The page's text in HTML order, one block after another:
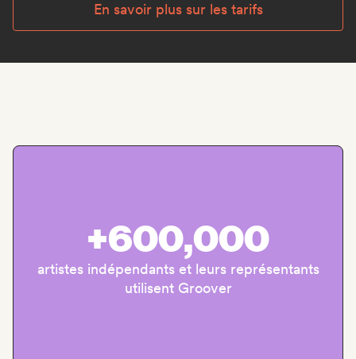
En savoir plus sur les tarifs
+600,000
artistes indépendants et leurs représentants
utilisent Groover